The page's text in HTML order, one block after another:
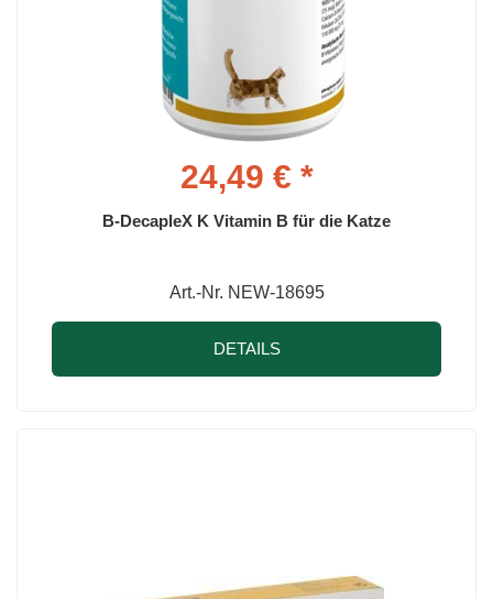
24,49 € *
B-DecapleX K Vitamin B für die Katze
Art.-Nr. NEW-18695
DETAILS